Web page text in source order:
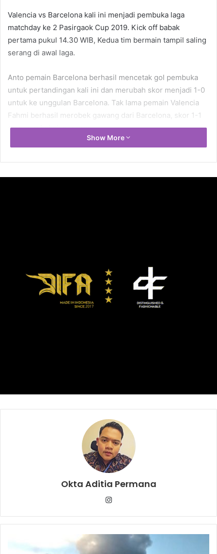
Valencia vs Barcelona kali ini menjadi pembuka laga
matchday ke 2 Pasirgaok Cup 2019. Kick off babak
pertama pukul 14.30 WIB, Kedua tim bermain tampil saling
serang di awal laga.
Anto pemain Barcelona berhasil mencetak gol pembuka
untuk pertandingan kali ini dan merubah skor menjadi 1-0
untuk ke unggulan Barcelona. Tak lama pemain Valencia
Fahmi berhasil merobek gawang dari Barcelona, skor 1-1
menutup babak pertama.
ah hasil Skor 1-1 menjadi penutup laga ini.
Hasil pertandingan pasirgaok cup 2019
Show More
Okta Aditia Permana
Instagram